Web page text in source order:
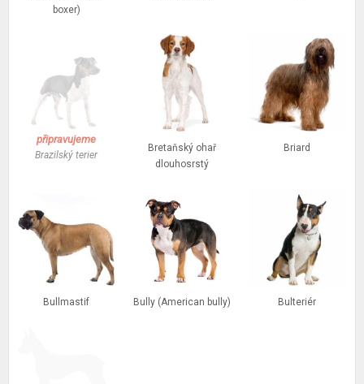
boxer)
připravujeme
Brazilský terier
Bretaňský ohař
dlouhosrstý
Briard
Bullmastif Bully (American bully) Bulteriér